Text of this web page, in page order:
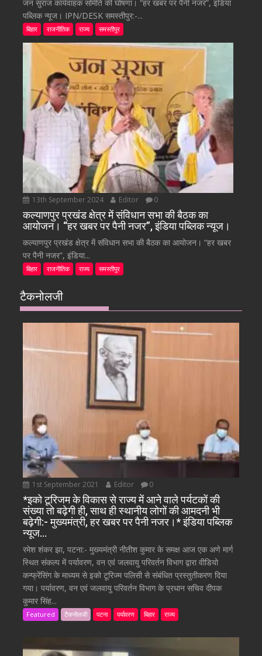
जन सुराज कार्यवाहक समिति की घोषणा। “हर खबर पर पैनी नजर”, इंडिया
पब्लिक न्यूज। IPN/DESK समस्तीपुर:-...
बिहार राजनीतिक राज्य समस्तीपुर
13th September 2024 Editor 0
कल्याणपुर प्रखंड क्षेत्र में संविधान सभा की बैठक का
आयोजन। “हर खबर पर पैनी नजर”, इंडिया पब्लिक न्यूज।
कल्याणपुर प्रखंड क्षेत्र में संविधान सभा की बैठक का आयोजन। “हर खबर
पर पैनी नजर”, इंडिया...
बिहार राजनीतिक राज्य समस्तीपुर
टैकनोलजी
1st September 2021 Editor 0
*इको टूरिजम के विकास से राज्य में आने वाले पर्यटकों की
संख्या तो बढ़ेगी ही, साथ ही स्थानीय लोगों की आमदनी भी
बढ़ेगी:- मुख्यमंत्री, हर खबर पर पैनी नजर।* इंडिया पब्लिक
न्यूज…
रमेश शंकर झा, पटना:- मुख्यमंत्री नीतीश कुमार के समक्ष आज एक अणे मार्ग
स्थित संकल्प में पर्यावरण, वन एवं जलवायु परिवर्तन विभाग द्वारा वीडियो
कन्फ्रेंसिंग के माध्यम से इको टूरिज्म पलिसी से संबंधित प्रस्तुतीकरण दिया
गया। पर्यावरण, वन एवं जलवायु परिवर्तन विभाग के प्रधान सचिव दीपक
कुमार सिंह...
Featured टैकनोलजी पटना पर्यावरण बिहार राज्य